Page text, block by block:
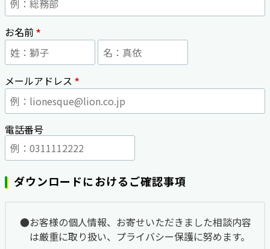
お名前*
メールアドレス *
電話番号
ダウンロードにおけるご確認事項
お客様の個人情報、お寄せいただきました相談内容
は厳重に取り扱い、プライバシー保護に努めます。